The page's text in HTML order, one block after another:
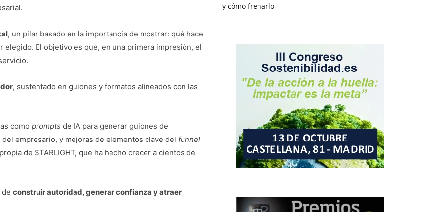
, un pilar basado en la importancia de mostrar: qué hace
El objetivo es que, en una primera impresión, el
, sustentado en guiones y formatos alineados con las
como prompts de IA para generar guiones de
empresario, y mejoras de elementos clave del funnel
de STARLIGHT, que ha hecho crecer a cientos de
de construir autoridad, generar confianza y atraer
y cómo frenarlo